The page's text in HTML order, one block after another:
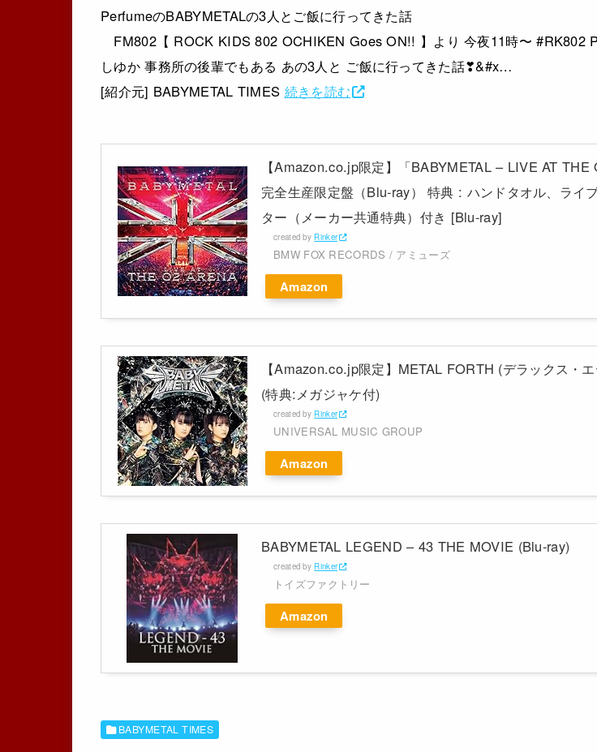
PerfumeのBABYMETALの3人とご飯に行ってきた話
FM802【 ROCK KIDS 802 OCHIKEN Goes ON!! 】より 今夜11時〜 #RK802
しゆか 事務所の後輩でもある あの3人と ご飯に行ってきた話❣&#x…
[紹介元] BABYMETAL TIMES 続きを読む
【Amazon.co.jp限定】「BABYMETAL – LIVE AT THE
完全生産限定盤（Blu-ray） 特典 : ハンドタオル、ライ
ター（メーカー共通特典）付き [Blu-ray]
created by Rinker
BMW FOX RECORDS / アミューズ
Amazon
【Amazon.co.jp限定】METAL FORTH (デラックス・
(特典:メガジャケ付)
created by Rinker
UNIVERSAL MUSIC GROUP
Amazon
BABYMETAL LEGEND – 43 THE MOVIE (Blu-ray)
created by Rinker
トイズファクトリー
Amazon
BABYMETAL TIMES